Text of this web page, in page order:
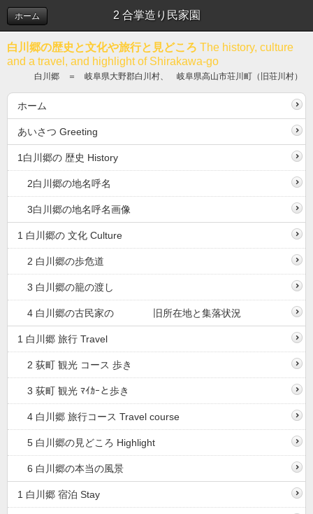
2 合掌造り民家園
ホーム
白川郷の歴史と文化や旅行と見どころ The history, culture
and a travel, and highlight of Shirakawa-go
白川郷 ＝ 岐阜県大野郡白川村、 岐阜県高山市荘川町（旧荘川村）
ホーム
あいさつ Greeting
1白川郷の 歴史 History
2白川郷の地名呼名
3白川郷の地名呼名画像
1 白川郷の 文化 Culture
2 白川郷の歩危道
3 白川郷の籠の渡し
4 白川郷の古民家の 旧所在地と集落状況
1 白川郷 旅行 Travel
2 荻町 観光 コース 歩き
3 荻町 観光 ﾏｲｶｰと歩き
4 白川郷 旅行コース Travel course
5 白川郷の見どころ Highlight
6 白川郷の本当の風景
1 白川郷 宿泊 Stay